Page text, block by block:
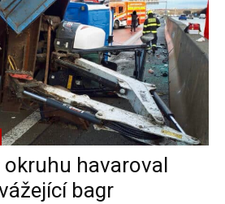
okruhu havaroval
bagr